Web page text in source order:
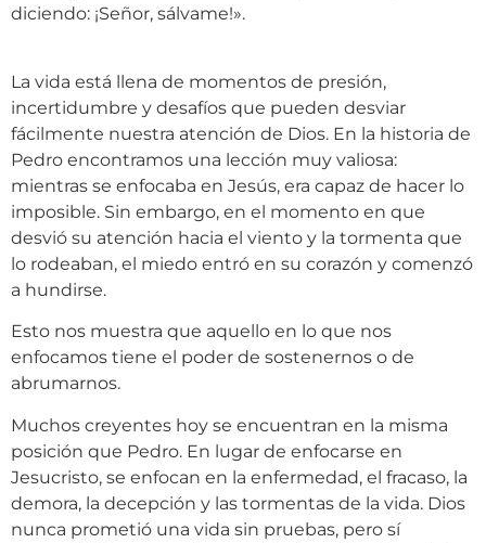
diciendo: ¡Señor, sálvame!».
La vida está llena de momentos de presión,
incertidumbre y desafíos que pueden desviar
fácilmente nuestra atención de Dios. En la historia de
Pedro encontramos una lección muy valiosa:
mientras se enfocaba en Jesús, era capaz de hacer lo
imposible. Sin embargo, en el momento en que
desvió su atención hacia el viento y la tormenta que
lo rodeaban, el miedo entró en su corazón y comenzó
a hundirse.
Esto nos muestra que aquello en lo que nos
enfocamos tiene el poder de sostenernos o de
abrumarnos.
Muchos creyentes hoy se encuentran en la misma
posición que Pedro. En lugar de enfocarse en
Jesucristo, se enfocan en la enfermedad, el fracaso, la
demora, la decepción y las tormentas de la vida. Dios
nunca prometió una vida sin pruebas, pero sí